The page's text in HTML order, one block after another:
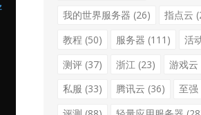
我的世界服务器 (26) 指点云
教程 (50) 服务器 (111) 活
测评 (37) 浙江 (23) 游戏云
私服 (33) 腾讯云 (36) 至强